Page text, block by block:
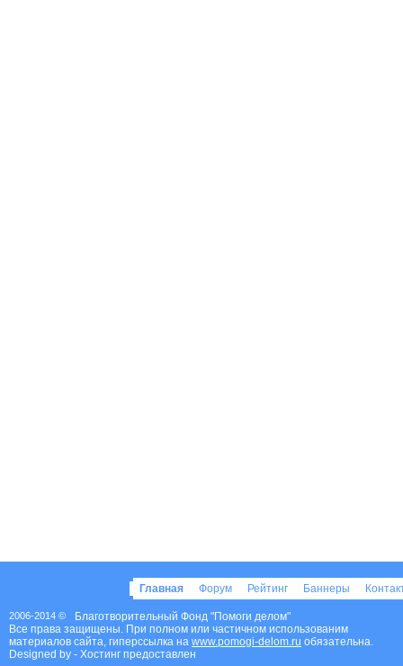
Главная Форум Рейтинг Баннеры
2006-2014 ©
Благотворительный Фонд "Помоги делом"
Все права защищены. При полном или частичном использованим
материалов сайта, гиперссылка на www.pomogi-delom.ru обязательна.
Designed by - Хостинг предоставлен